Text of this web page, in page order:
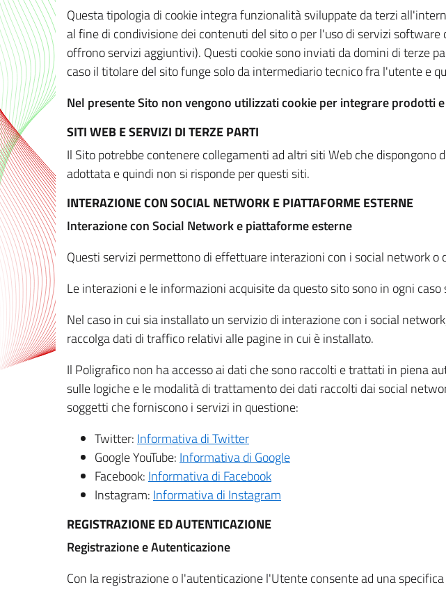
Questa tipologia di cookie integra funzionalità sviluppate da terzi
al fine di condivisione dei contenuti del sito o per l'uso di servizi
offrono servizi aggiuntivi). Questi cookie sono inviati da domini di terze
caso il titolare del sito funge solo da intermediario tecnico fra l'utente e
Nel presente Sito non vengono utilizzati cookie per integrare prodotti
SITI WEB E SERVIZI DI TERZE PARTI
Il Sito potrebbe contenere collegamenti ad altri siti Web che
adottata e quindi non si risponde per questi siti.
INTERAZIONE CON SOCIAL NETWORK E PIATTAFORME ESTERNE
Interazione con Social Network e piattaforme esterne
Questi servizi permettono di effettuare interazioni con i social network
Le interazioni e le informazioni acquisite da questo sito sono in ogni
Nel caso in cui sia installato un servizio di interazione con i social
raccolga dati di traffico relativi alle pagine in cui è installato.
Il Poligrafico non ha accesso ai dati che sono raccolti e trattati in piena
sulle logiche e le modalità di trattamento dei dati raccolti dai social
soggetti che forniscono i servizi in questione:
Twitter: Informativa di Twitter
Google YouTube: Informativa di Google
Facebook: Informativa di Facebook
Instagram: Informativa di Instagram
REGISTRAZIONE ED AUTENTICAZIONE
Registrazione e Autenticazione
Con la registrazione o l'autenticazione l'Utente consente ad una